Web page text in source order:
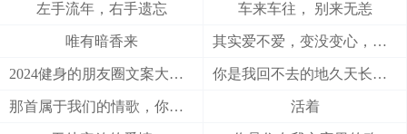
左手流年，右手遗忘 车来车往， 别来无恙
唯有暗香来 其实爱不爱，变没变心，身体最诚实
2024健身的朋友圈文案大全(精选49句) 你是我回不去的地久天长，我是你触不到的地老天荒
那首属于我们的情歌，你把结局唱给了谁 活着